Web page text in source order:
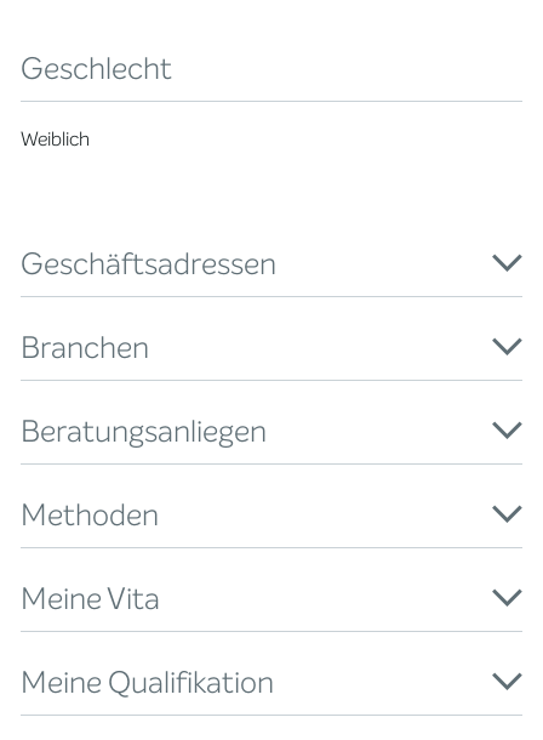
Geschlecht
Weiblich
Geschäftsadressen
Branchen
Beratungsanliegen
Methoden
Meine Vita
Meine Qualifikation